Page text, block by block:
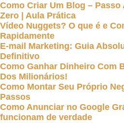
Como Criar Um Blog – Passo
Zero | Aula Prática
Vídeo Nuggets? O que é e
Rapidamente
E-mail Marketing: Guia
Definitivo
Como Ganhar Dinheiro Com
Dos Milionários!
Como Montar Seu Próprio
Passos
Como Anunciar no Google
funcionam de verdade